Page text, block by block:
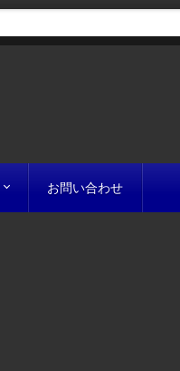
お問い合わせ